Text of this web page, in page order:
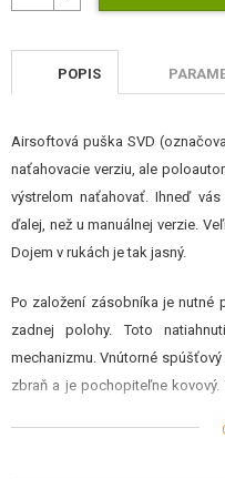
NOVÝ TOVAR
ZĽAVY, AKCIE
POPIS
Airsoftová puška SVD
naťahovacie verziu, ale
výstrelom naťahovať. Ihneď
ďalej, než u manuálnej verzie.
Dojem v rukách je tak jasný.
Po založení zásobníka je nutné
zadnej polohy. Toto
mechanizmu. Vnútorné
zbraň a je pochopiteľne
hodenie záveru dozadu a späť.